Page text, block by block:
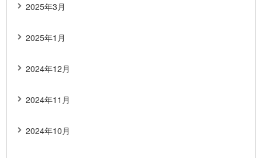
2025年3月
2025年1月
2024年12月
2024年11月
2024年10月